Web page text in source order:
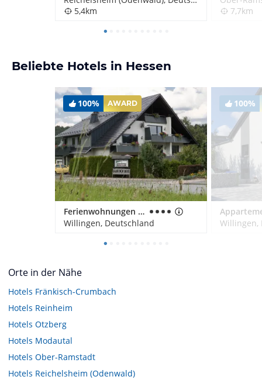
5,4km
7,7km
Beliebte Hotels in Hessen
100% AWARD
Ferienwohnungen Landhaus Meran
Willingen, Deutschland
100%
Willingen,
Orte in der Nähe
Hotels Fränkisch-Crumbach
Hotels Reinheim
Hotels Otzberg
Hotels Modautal
Hotels Ober-Ramstadt
Hotels Reichelsheim (Odenwald)